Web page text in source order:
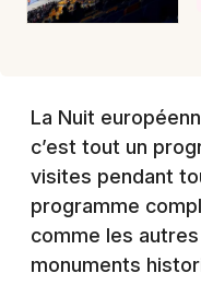
La Nuit
c’est tout un
visites pendant
programme
comme les
monuments